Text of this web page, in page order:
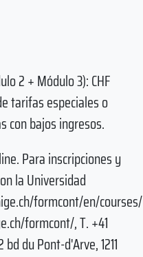
2 + Módulo 3): CHF
tarifas especiales o
con bajos ingresos.
Para inscripciones y
la Universidad
formcont/en/
formcont/, T. +41
du Pont-d'Arve, 1211